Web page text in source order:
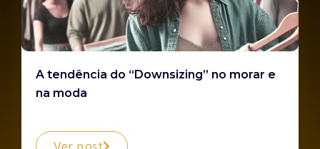
A tendência do “Downsizing” no morar e
na moda
Ver post